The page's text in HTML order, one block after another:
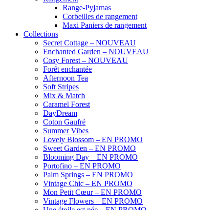
Range-Pyjamas
Corbeilles de rangement
Maxi Paniers de rangement
Collections
Secret Cottage – NOUVEAU
Enchanted Garden – NOUVEAU
Cosy Forest – NOUVEAU
Forêt enchantée
Afternoon Tea
Soft Stripes
Mix & Match
Caramel Forest
DayDream
Coton Gaufré
Summer Vibes
Lovely Blossom – EN PROMO
Sweet Garden – EN PROMO
Blooming Day – EN PROMO
Portofino – EN PROMO
Palm Springs – EN PROMO
Vintage Chic – EN PROMO
Mon Petit Cœur – EN PROMO
Vintage Flowers – EN PROMO